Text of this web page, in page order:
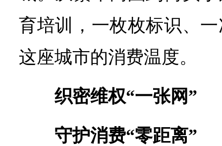
育培训，一枚枚标识、
这座城市的消费温度。
织密维权“一张网”
守护消费“零距离”